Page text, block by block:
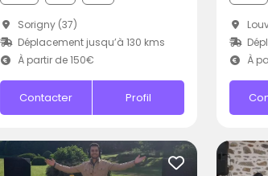
Sorigny (37)
Déplacement jusqu’à 130 kms
À partir de 150€
Contacter Profil
À